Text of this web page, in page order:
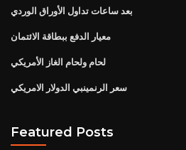
بعد ساعات تداول الأوراق الوردي
معيار الدفع ببطاقة الائتمان
لحام ولحام الغاز الأمريكي
سعر الرنمينبي الدولار الامريكي
Featured Posts